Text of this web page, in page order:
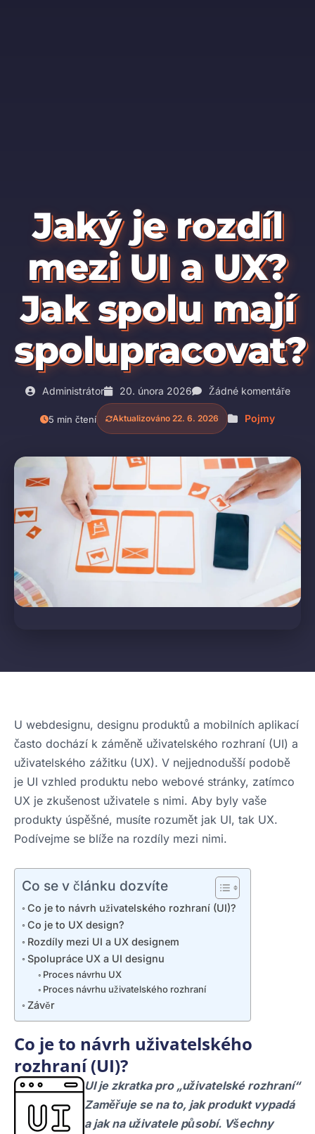
Jaký je rozdíl
mezi UI a UX?
Jak spolu mají
spolupracovat?
Administrátor 20. února 2026 Žádné komentáře
5 min čtení Aktualizováno 22. 6. 2026 Pojmy
U webdesignu, designu produktů a mobilních aplikací
často dochází k záměně uživatelského rozhraní (UI) a
uživatelského zážitku (UX). V nejjednodušší podobě
je UI vzhled produktu nebo webové stránky, zatímco
UX je zkušenost uživatele s nimi. Aby byly vaše
produkty úspěšné, musíte rozumět jak UI, tak UX.
Podívejme se blíže na rozdíly mezi nimi.
Co se v článku dozvíte
Co je to návrh uživatelského rozhraní (UI)?
Co je to UX design?
Rozdíly mezi UI a UX designem
Spolupráce UX a UI designu
Proces návrhu UX
Proces návrhu uživatelského rozhraní
Závěr
Co je to návrh uživatelského
rozhraní (UI)?
UI je zkratka pro „uživatelské rozhraní“
Zaměřuje se na to, jak produkt vypadá
a jak na uživatele působí. Všechny